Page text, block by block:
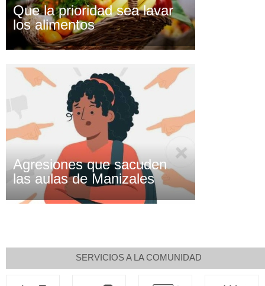
Que la prioridad sea lavar
los alimentos
Agresiones que sacuden
las aulas de Manizales
SERVICIOS A LA COMUNIDAD